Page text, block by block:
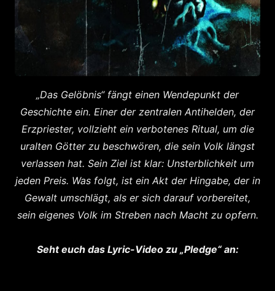
„Das Gelöbnis“ fängt einen Wendepunkt der
Geschichte ein. Einer der zentralen Antihelden, der
Erzpriester, vollzieht ein verbotenes Ritual, um die
uralten Götter zu beschwören, die sein Volk längst
verlassen hat. Sein Ziel ist klar: Unsterblichkeit um
jeden Preis. Was folgt, ist ein Akt der Hingabe, der in
Gewalt umschlägt, als er sich darauf vorbereitet,
sein eigenes Volk im Streben nach Macht zu opfern.
Seht euch das Lyric-Video zu „Pledge“ an: